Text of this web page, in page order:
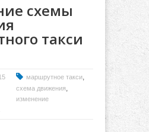
схемы
такси
маршрутное такси,
схема движения,
изменение